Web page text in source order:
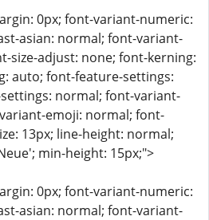
0px; font-variant-numeric:
asian: normal; font-variant-
size-adjust: none; font-kerning:
auto; font-feature-settings:
normal; font-variant-
emoji: normal; font-
13px; line-height: normal;
min-height: 15px;">
0px; font-variant-numeric:
asian: normal; font-variant-